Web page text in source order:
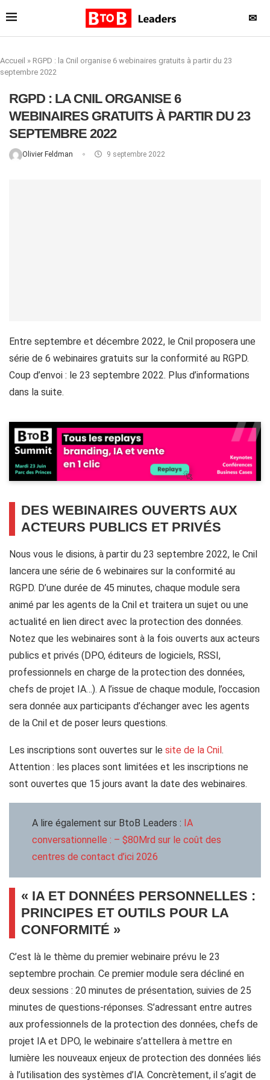
✉
Accueil » RGPD : la Cnil organise 6 webinaires gratuits à partir du 23
septembre 2022
RGPD : LA CNIL ORGANISE 6
WEBINAIRES GRATUITS À PARTIR DU 23
SEPTEMBRE 2022
Olivier Feldman 9 septembre 2022
Entre septembre et décembre 2022, le Cnil proposera une
série de 6 webinaires gratuits sur la conformité au RGPD.
Coup d’envoi : le 23 septembre 2022. Plus d’informations
dans la suite.
DES WEBINAIRES OUVERTS AUX
ACTEURS PUBLICS ET PRIVÉS
Nous vous le disions, à partir du 23 septembre 2022, le Cnil
lancera une série de 6 webinaires sur la conformité au
RGPD. D’une durée de 45 minutes, chaque module sera
animé par les agents de la Cnil et traitera un sujet ou une
actualité en lien direct avec la protection des données.
Notez que les webinaires sont à la fois ouverts aux acteurs
publics et privés (DPO, éditeurs de logiciels, RSSI,
professionnels en charge de la protection des données,
chefs de projet IA…). A l’issue de chaque module, l’occasion
sera donnée aux participants d’échanger avec les agents
de la Cnil et de poser leurs questions.
Les inscriptions sont ouvertes sur le site de la Cnil .
Attention : les places sont limitées et les inscriptions ne
sont ouvertes que 15 jours avant la date des webinaires.
A lire également sur BtoB Leaders : IA
conversationnelle : – $80Mrd sur le coût des
centres de contact d’ici 2026
« IA ET DONNÉES PERSONNELLES :
PRINCIPES ET OUTILS POUR LA
CONFORMITÉ »
C’est là le thème du premier webinaire prévu le 23
septembre prochain. Ce premier module sera décliné en
deux sessions : 20 minutes de présentation, suivies de 25
minutes de questions-réponses. S’adressant entre autres
aux professionnels de la protection des données, chefs de
projet IA et DPO, le webinaire s’attellera à mettre en
lumière les nouveaux enjeux de protection des données liés
à l’utilisation des systèmes d’IA. Concrètement, il s’agit de